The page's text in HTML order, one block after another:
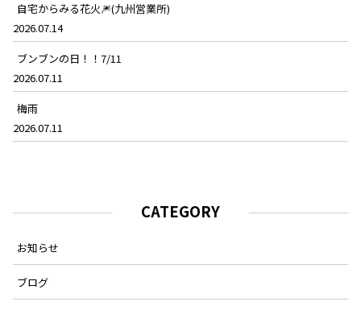
自宅からみる花火🎆(九州営業所)
2026.07.14
ブンブンの日！！7/11
2026.07.11
梅雨
2026.07.11
CATEGORY
お知らせ
ブログ